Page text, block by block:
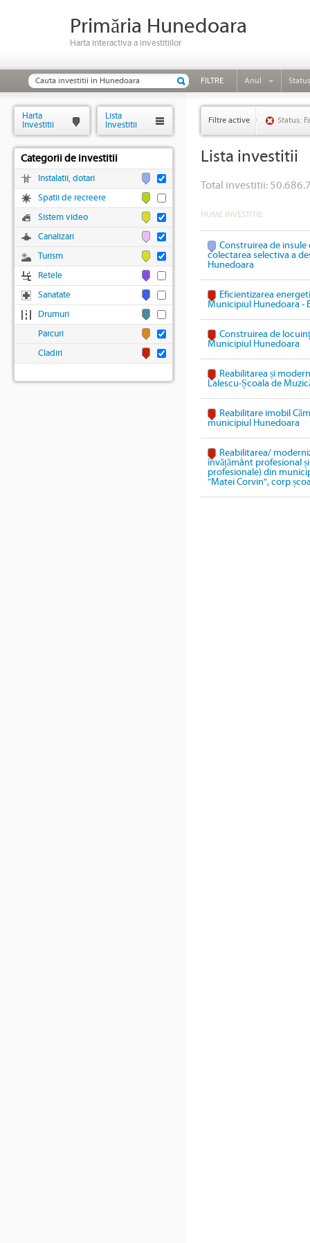
Primăria Hunedoara
Harta interactiva a investitiilor
FILTRE Anul Status
Filtre active Status:
Lista investitii
Total investitii:
NUME INVESTITIE
Construirea de
colectarea selectiva a
Hunedoara
Eficientizarea
Municipiul Hunedoara -
Construirea de
Municipiul Hunedoara
Reabilitarea și
Lalescu-Școala de
Reabilitare imobil
municipiul Hunedoara
Reabilitarea/
învățământ profesional
profesionale) din
”Matei Corvin", corp
Harta
Investitii
Lista
Investitii
Categorii de investitii
Instalatii, dotari
Spatii de recreere
Sistem video
Canalizari
Turism
Retele
Sanatate
Drumuri
Parcuri
Cladiri